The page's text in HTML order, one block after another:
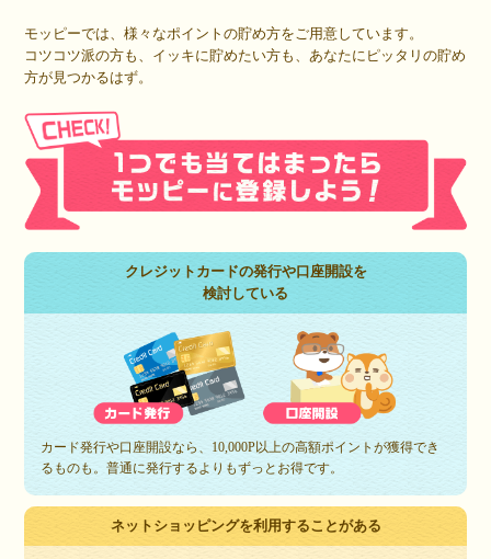
モッピーでは、様々なポイントの貯め方をご用意しています。
コツコツ派の方も、イッキに貯めたい方も、あなたにピッタリの貯め
方が見つかるはず。
クレジットカードの発行や口座開設を
検討している
カード発行や口座開設なら、10,000P以上の高額ポイントが獲得でき
るものも。普通に発行するよりもずっとお得です。
ネットショッピングを利用することがある